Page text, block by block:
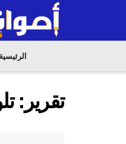
الرئيسية
تقرير: